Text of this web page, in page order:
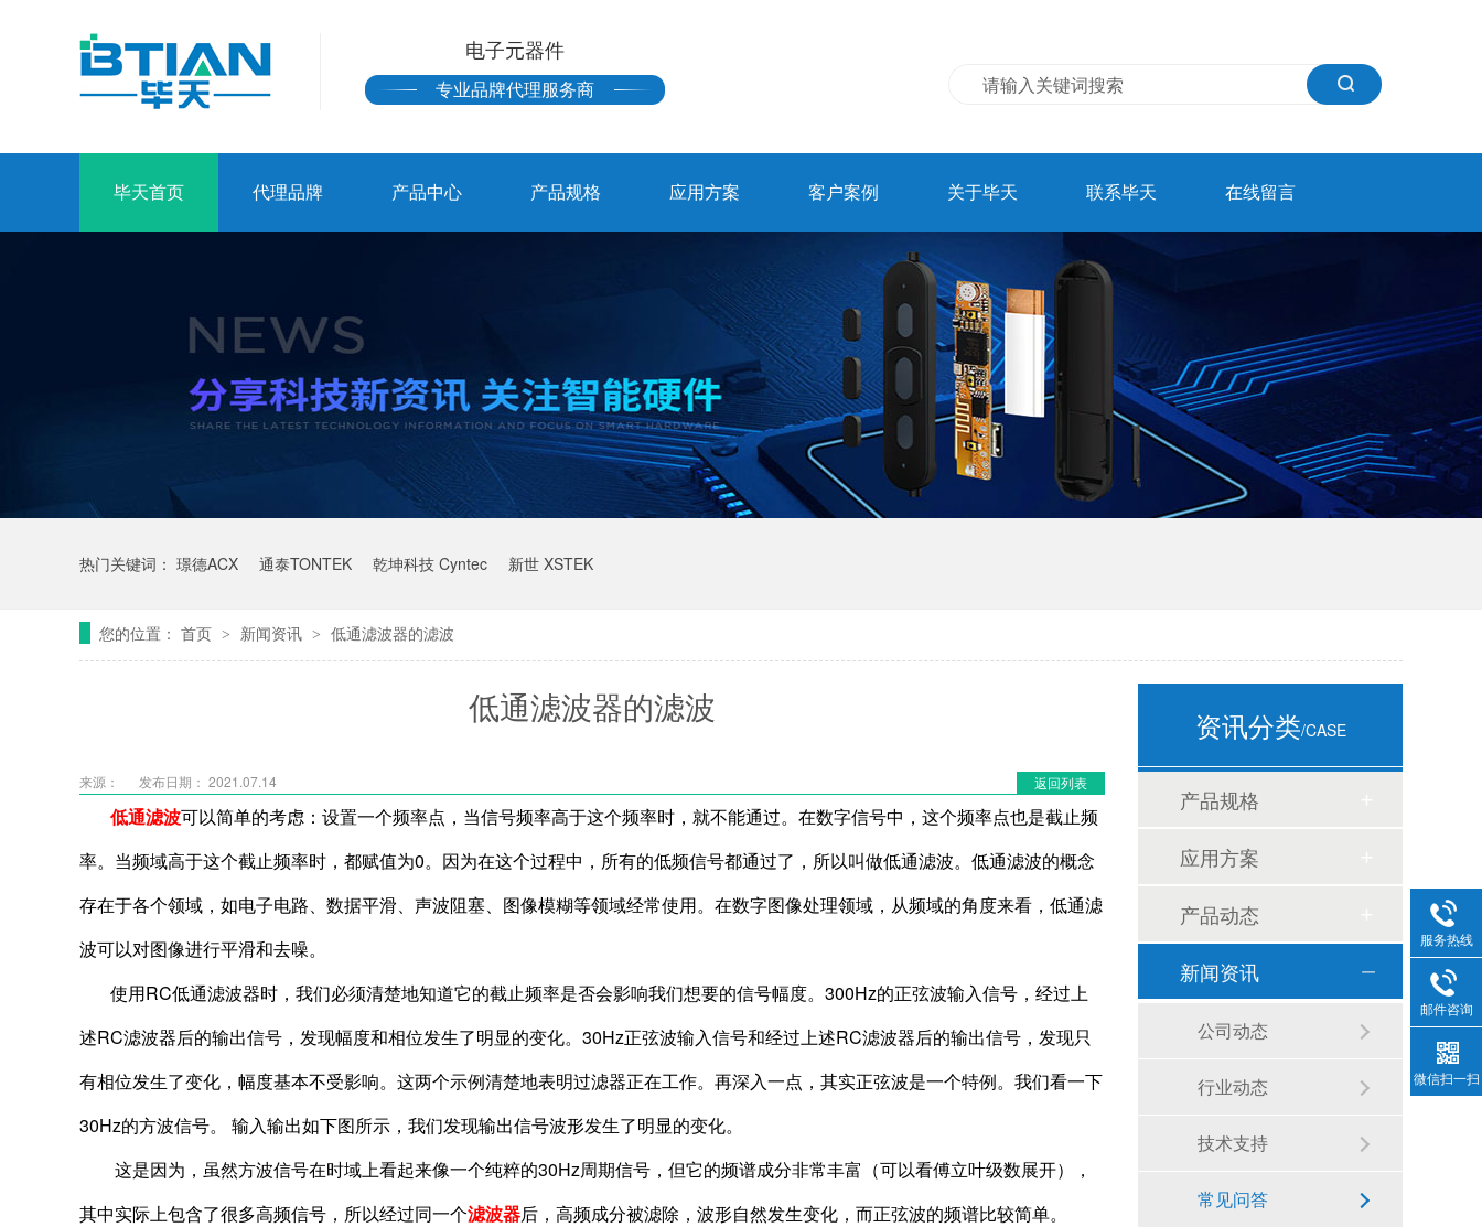
电子元器件
专业品牌代理服务商
毕天首页 代理品牌 产品中心 产品规格 应用方案 客户案例 关于毕天 联系毕天 在线留言
热门关键词： 璟德ACX 通泰TONTEK 乾坤科技 Cyntec 新世 XSTEK
您的位置： 首页 > 新闻资讯 > 低通滤波器的滤波
低通滤波器的滤波
返回列表
来源： 发布日期： 2021.07.14
低通滤波可以简单的考虑：设置一个频率点，当信号频率高于这个频率时，就不能通过。在数字信号中，这个频率点也是截止频
率。当频域高于这个截止频率时，都赋值为0。因为在这个过程中，所有的低频信号都通过了，所以叫做低通滤波。 低通滤波的概念
存在于各个领域，如电子电路、数据平滑、声波阻塞、图像模糊等领域经常使用。在数字图像处理领域，从频域的角度来看，低通滤
波可以对图像进行平滑和去噪。
使用RC低通滤波器时，我们必须清楚地知道它的截止频率是否会影响我们想要的信号幅度。300Hz的正弦波输入信号，经过上
述RC滤波器后的输出信号，发现幅度和相位发生了明显的变化。30Hz正弦波输入信号和经过上述RC滤波器后的输出信号，发现只
有相位发生了变化，幅度基本不受影响。这两个示例清楚地表明过滤器正在工作。再深入一点，其实正弦波是一个特例。我们看一下
30Hz的方波信号。 输入输出如下图所示，我们发现输出信号波形发生了明显的变化。
这是因为，虽然方波信号在时域上看起来像一个纯粹的30Hz周期信号，但它的频谱成分非常丰富（可以看傅立叶级数展开），
其中实际上包含了很多高频信号，所以经过同一个滤波器后，高频成分被滤除，波形自然发生变化，而正弦波的频谱比较简单。
资讯分类/CASE
产品规格
应用方案
产品动态
新闻资讯
公司动态
行业动态
技术支持
常见问答
服务热线
邮件咨询
微信扫一扫